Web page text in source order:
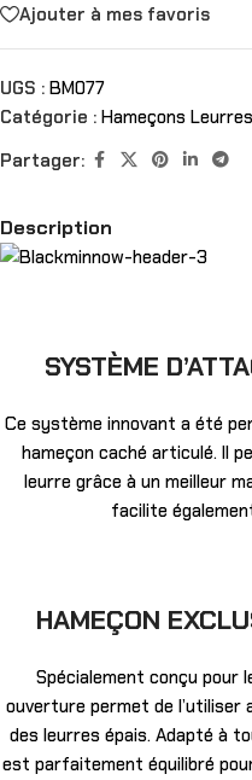
Ajouter à mes favoris
UGS : BM077
Catégorie : Hameçons Leurres
Partager:
Description
SYSTÈME
Ce système innovant a été
hameçon caché articulé. Il
leurre grâce à un meilleur
facilite
HAMEÇON
Spécialement conçu pour
ouverture permet de l’utiliser
des leurres épais. Adapté à
est parfaitement équilibré